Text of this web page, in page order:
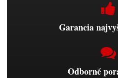
Garancia
Odborné